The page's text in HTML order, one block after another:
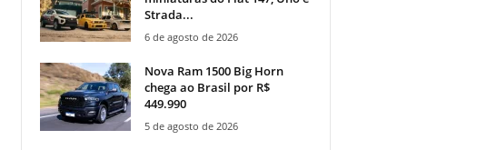
Strada...
6 de agosto de 2026
Nova Ram 1500 Big Horn
chega ao Brasil por R$
449.990
5 de agosto de 2026